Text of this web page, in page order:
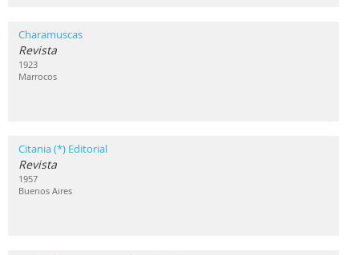
Charamuscas
Revista
1923
Marrocos
Citania (*) Editorial
Revista
1957
Buenos Aires